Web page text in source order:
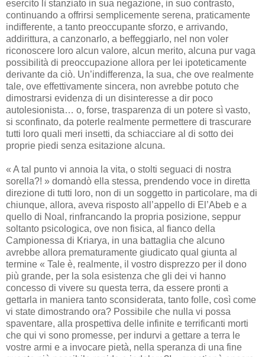
esercito lì stanziato in sua negazione, in suo contrasto,
continuando a offrirsi semplicemente serena, praticamente
indifferente, a tanto preoccupante sforzo, e arrivando,
addirittura, a canzonarlo, a beffeggiarlo, nel non voler
riconoscere loro alcun valore, alcun merito, alcuna pur vaga
possibilità di preoccupazione allora per lei ipoteticamente
derivante da ciò. Un’indifferenza, la sua, che ove realmente
tale, ove effettivamente sincera, non avrebbe potuto che
dimostrarsi evidenza di un disinteresse a dir poco
autolesionista… o, forse, trasparenza di un potere sì vasto,
si sconfinato, da poterle realmente permettere di trascurare
tutti loro quali meri insetti, da schiacciare al di sotto dei
proprie piedi senza esitazione alcuna.
« A tal punto vi annoia la vita, o stolti seguaci di nostra
sorella?! » domandò ella stessa, prendendo voce in diretta
direzione di tutti loro, non di un soggetto in particolare, ma di
chiunque, allora, aveva risposto all’appello di El’Abeb e a
quello di Noal, rinfrancando la propria posizione, seppur
soltanto psicologica, ove non fisica, al fianco della
Campionessa di Kriarya, in una battaglia che alcuno
avrebbe allora prematuramente giudicato qual giunta al
termine « Tale è, realmente, il vostro disprezzo per il dono
più grande, per la sola esistenza che gli dei vi hanno
concesso di vivere su questa terra, da essere pronti a
gettarla in maniera tanto sconsiderata, tanto folle, così come
vi state dimostrando ora? Possibile che nulla vi possa
spaventare, alla prospettiva delle infinite e terrificanti morti
che qui vi sono promesse, per indurvi a gettare a terra le
vostre armi e a invocare pietà, nella speranza di una fine